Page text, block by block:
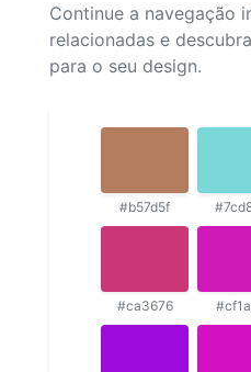
Continue a navegação
relacionadas e
para o seu design.
#b57d5f
#ca3676